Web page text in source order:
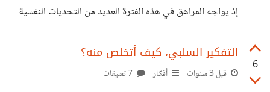
الإنجازات والإبداع. التعرف على مصدر الضغط: للتمكن من
هذا
إذ يواجه المراهق في هذه الفترة العديد من التحديات النفسية
والاجتماعية والجسدية التي تؤثر على تطوره الشخصي
والعاطفي. وتعتبر المراهقة مرحلة انتقالية بين الطفولة والحياة
البالغة، حيث يبدأ المراهق في تحديد هويته الشخصية ومعرفة
6
التفكير السلبي، كيف أتخلص منه؟
قبل 3 سنوات أفكار